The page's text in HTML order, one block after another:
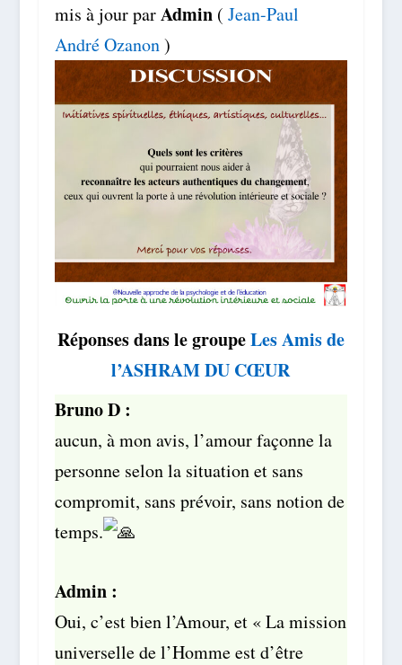
mis à jour parAdmin ( Jean-Paul
André Ozanon)
Réponses dans le groupeLes Amis de
l’ASHRAM DU CŒUR
Bruno D :
aucun, à mon avis, l’amour façonne la
personne selon la situation et sans
compromit, sans prévoir, sans notion de
temps.
Admin :
Oui, c’est bien l’Amour, et « La mission
universelle de l’Homme est d’être